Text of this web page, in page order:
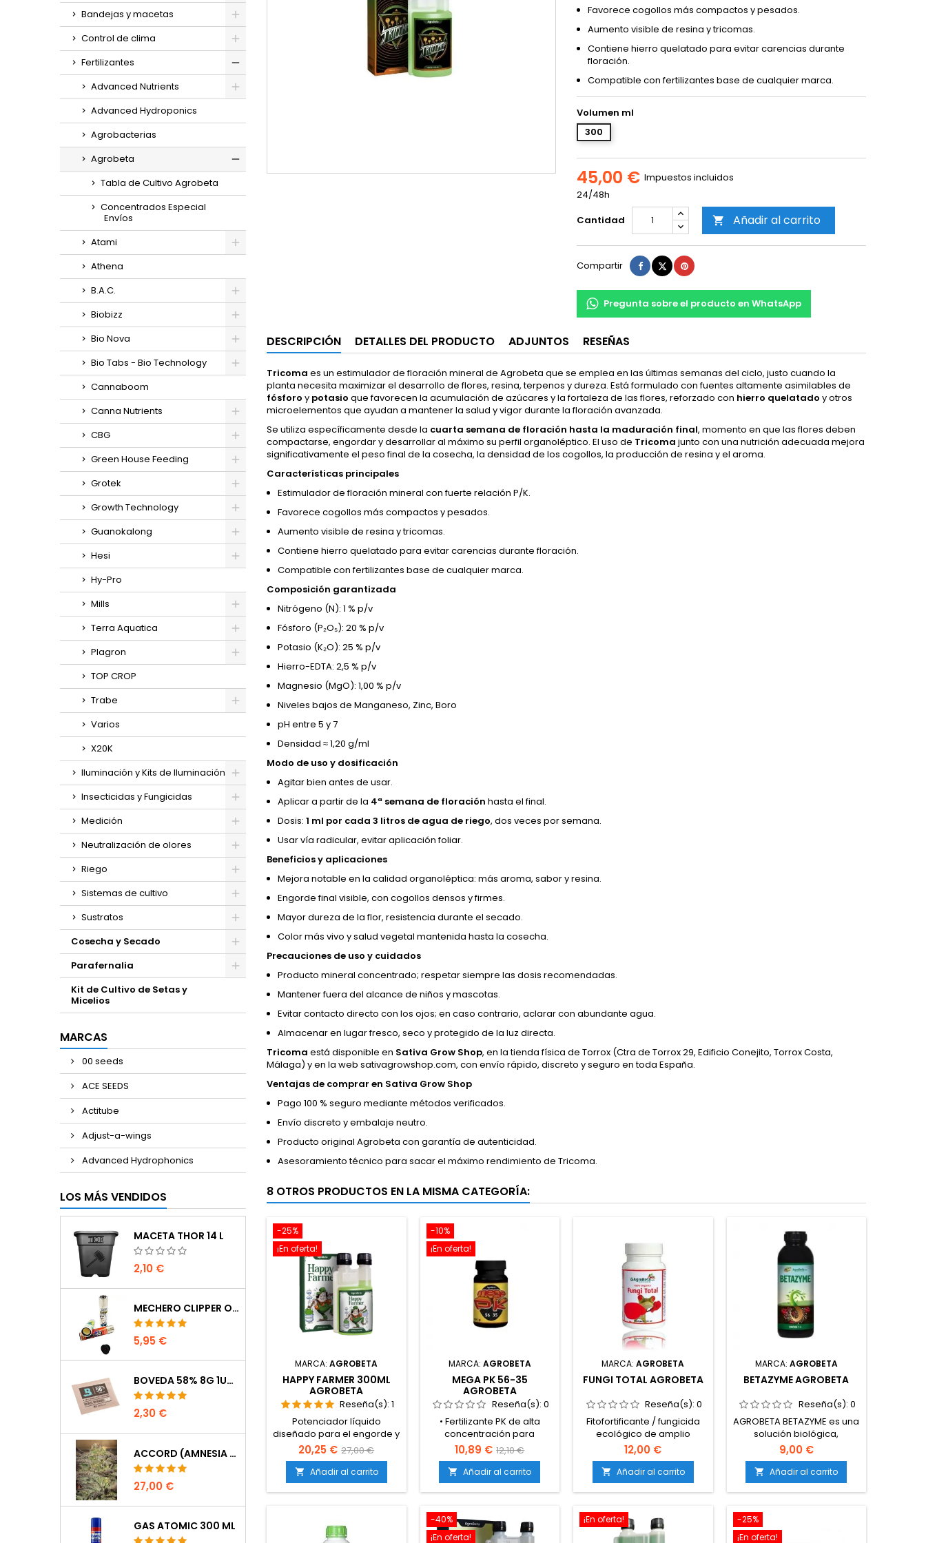
Bandejas y macetas
Control de clima
Fertilizantes
Advanced Nutrients
Advanced Hydroponics
Agrobacterias
Agrobeta
Tabla de Cultivo Agrobeta
Concentrados Especial
Envíos
Atami
Athena
B.A.C.
Biobizz
Bio Nova
Bio Tabs - Bio Technology
Cannaboom
Canna Nutrients
CBG
Green House Feeding
Grotek
Growth Technology
Guanokalong
Hesi
Hy-Pro
Mills
Terra Aquatica
Plagron
TOP CROP
Trabe
Varios
X20K
Iluminación y Kits de Iluminación
Insecticidas y Fungicidas
Medición
Neutralización de olores
Riego
Sistemas de cultivo
Sustratos
Cosecha y Secado
Parafernalia
Kit de Cultivo de Setas y
Micelios
MARCAS
00 seeds
ACE SEEDS
Actitube
Adjust-a-wings
Advanced Hydrophonics
LOS MÁS VENDIDOS
MACETA THOR 14 L
2,10 €
MECHERO CLIPPER OCULTACIÓN
5,95 €
BOVEDA 58% 8G 1UDS
2,30 €
ACCORD (AMNESIA CORDOBESA)
27,00 €
GAS ATOMIC 300 ML
Favorece cogollos más compactos y pesados.
Aumento visible de resina y tricomas.
Contiene hierro quelatado para evitar carencias durante
floración.
Compatible con fertilizantes base de cualquier marca.
Volumen ml
300
45,00 € Impuestos incluidos
24/48h
Cantidad
 Añadir al carrito
Compartir Compartir
TuitearPinterest
Pregunta sobre el producto en WhatsApp
DESCRIPCIÓN DETALLES DEL PRODUCTO ADJUNTOS RESEÑAS
Tricoma es un estimulador de floración mineral de Agrobeta que se emplea en las últimas semanas del ciclo, justo cuando la
planta necesita maximizar el desarrollo de flores, resina, terpenos y dureza. Está formulado con fuentes altamente asimilables de
fósforo y potasio que favorecen la acumulación de azúcares y la fortaleza de las flores, reforzado con hierro quelatado y otros
microelementos que ayudan a mantener la salud y vigor durante la floración avanzada.
Se utiliza específicamente desde la cuarta semana de floración hasta la maduración final, momento en que las flores deben
compactarse, engordar y desarrollar al máximo su perfil organoléptico. El uso de Tricoma junto con una nutrición adecuada mejora
significativamente el peso final de la cosecha, la densidad de los cogollos, la producción de resina y el aroma.
Características principales
Estimulador de floración mineral con fuerte relación P/K.
Favorece cogollos más compactos y pesados.
Aumento visible de resina y tricomas.
Contiene hierro quelatado para evitar carencias durante floración.
Compatible con fertilizantes base de cualquier marca.
Composición garantizada
Nitrógeno (N): 1 % p/v
Fósforo (P₂O₅): 20 % p/v
Potasio (K₂O): 25 % p/v
Hierro-EDTA: 2,5 % p/v
Magnesio (MgO): 1,00 % p/v
Niveles bajos de Manganeso, Zinc, Boro
pH entre 5 y 7
Densidad ≈ 1,20 g/ml
Modo de uso y dosificación
Agitar bien antes de usar.
Aplicar a partir de la 4ª semana de floración hasta el final.
Dosis: 1 ml por cada 3 litros de agua de riego, dos veces por semana.
Usar vía radicular, evitar aplicación foliar.
Beneficios y aplicaciones
Mejora notable en la calidad organoléptica: más aroma, sabor y resina.
Engorde final visible, con cogollos densos y firmes.
Mayor dureza de la flor, resistencia durante el secado.
Color más vivo y salud vegetal mantenida hasta la cosecha.
Precauciones de uso y cuidados
Producto mineral concentrado; respetar siempre las dosis recomendadas.
Mantener fuera del alcance de niños y mascotas.
Evitar contacto directo con los ojos; en caso contrario, aclarar con abundante agua.
Almacenar en lugar fresco, seco y protegido de la luz directa.
Tricoma está disponible en Sativa Grow Shop, en la tienda física de Torrox (Ctra de Torrox 29, Edificio Conejito, Torrox Costa,
Málaga) y en la web sativagrowshop.com, con envío rápido, discreto y seguro en toda España.
Ventajas de comprar en Sativa Grow Shop
Pago 100 % seguro mediante métodos verificados.
Envío discreto y embalaje neutro.
Producto original Agrobeta con garantía de autenticidad.
Asesoramiento técnico para sacar el máximo rendimiento de Tricoma.
8 OTROS PRODUCTOS EN LA MISMA CATEGORÍA:
-25%
¡En oferta!
MARCA:AGROBETA
HAPPY FARMER 300ML
AGROBETA
Reseña(s):1
Potenciador líquido
diseñado para el engorde y
cierre de la
floración.Contiene
carbohidratos, ácidos
orgánicos, almidón y
gluconato de
cogollos tras el
20,25 € 27,00 €
 Añadir al carrito
-10%
¡En oferta!
MARCA: AGROBETA
MEGA PK 56-35
AGROBETA
Reseña(s): 0
• Fertilizante PK de alta
concentración para
floración.• Aporta fósforo
(56%) y potasio (35%).•
Estimula el engorde de
flores y frutos.• Mejora la
calidad y producción final.•
absorción.
10,89 € 12,10 €
 Añadir al carrito
MARCA:AGROBETA
FUNGI TOTAL AGROBETA
Reseña(s):0
Fitofortificante / fungicida
ecológico de amplio
espectro.Estimula la
producción de fitoalexinas,
defensas naturales de la
planta.Forma película
protectora sobre la hoja
hongo.Incluye extractos
vegetales que rompen las
12,00 €
 Añadir al carrito
MARCA: AGROBETA
BETAZYME AGROBETA
Reseña(s): 0
AGROBETA BETAZYME es una
solución biológica,
altamente concentrada, de
una mezcla de enzimas,
capaces de transformar las
raíces muertas y el exceso
de sales en nutrientes para
9,00 €
 Añadir al carrito
-40%
¡En oferta!
¡En oferta!
-25%
¡En oferta!